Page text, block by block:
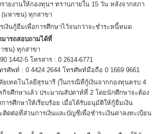
านให้กองทุนฯ ทราบภายใน 15 วัน หลังจากสภา
(มหาชน) ทุกสาขา
กู้ยืมเพื่อการศึกษาไว้จนกว่าจะชำระหนี้หมด
ารถสอบถามได้ที่
ชน) ทุกสาขา
1442-5 โทรสาร : 0 2614-6771
ศัพท์ : 0 4424 2644 โทรศัพท์มือถือ 0 1669 9661
คโนโลยีสุรนารี (ในกรณีที่กู้เงินจากกองทุนครบ 4
กิจศึกษาแล้ว ประมาณสัปดาห์ที่ 2 โดยนักศึกษาจะต้อง
รศึกษาให้เรียบร้อย เมื่อได้รับอนุมัติให้กู้ยืมเงิน
ต่อที่ส่วนการเงินและบัญชีเพื่อชำระเงินค่าลงทะเบียน